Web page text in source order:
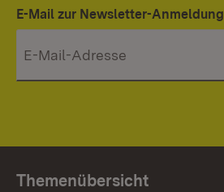
E-Mail zur Newsletter-Anmeldung
Themenübersicht